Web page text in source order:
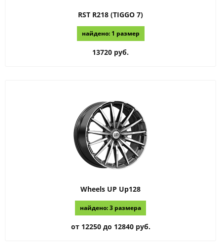
RST R218 (TIGGO 7)
найдено: 1 размер
13720 руб.
Wheels UP Up128
найдено: 3 размера
от 12250 до 12840 руб.